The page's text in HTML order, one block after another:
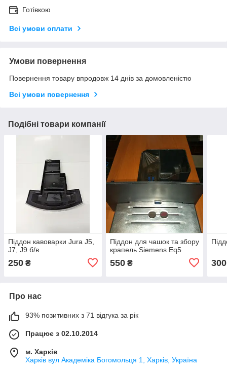
Готівкою
Всі умови оплати
Умови повернення
Повернення товару впродовж 14 днів за домовленістю
Всі умови повернення
Подібні товари компанії
Піддон кавоварки Jura J5,
J7, J9 б/в
250 ₴
Піддон для чашок та збору
крапель Siemens Eq5
550₴ 300
Про нас
93% позитивних з 71 відгука за рік
Працює з 02.10.2014
м. Харків
Харків вул Академіка Богомольця 1, Харків, Україна